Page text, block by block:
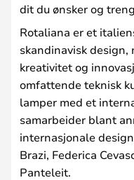
dit du ønsker og
Rotaliana er et
skandinavisk design,
kreativitet og
omfattende teknisk
lamper med et
samarbeider blant
internasjonale
Brazi, Federica
Panteleit.